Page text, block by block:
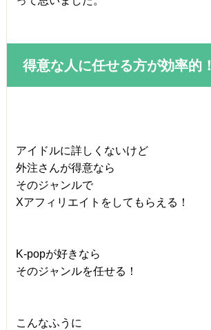
得意な人に任せる方が効率的！
アイドルに詳しくないけど
外注さんが得意なら
そのジャンルで
Xアフィリエイトをしてもらえる！
K-popが好きなら
そのジャンルを任せる！
こんなふうに